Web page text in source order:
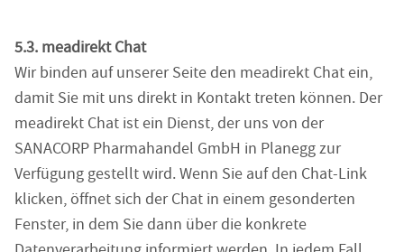
5.3. meadirekt Chat
Wir binden auf unserer Seite den meadirekt Chat ein,
damit Sie mit uns direkt in Kontakt treten können. Der
meadirekt Chat ist ein Dienst, der uns von der
SANACORP Pharmahandel GmbH in Planegg zur
Verfügung gestellt wird. Wenn Sie auf den Chat-Link
klicken, öffnet sich der Chat in einem gesonderten
Fenster, in dem Sie dann über die konkrete